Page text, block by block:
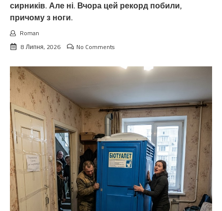
сирників. Але ні. Вчора цей рекорд побили,
причому з ноги.
Roman
8 Липня, 2026
No Comments